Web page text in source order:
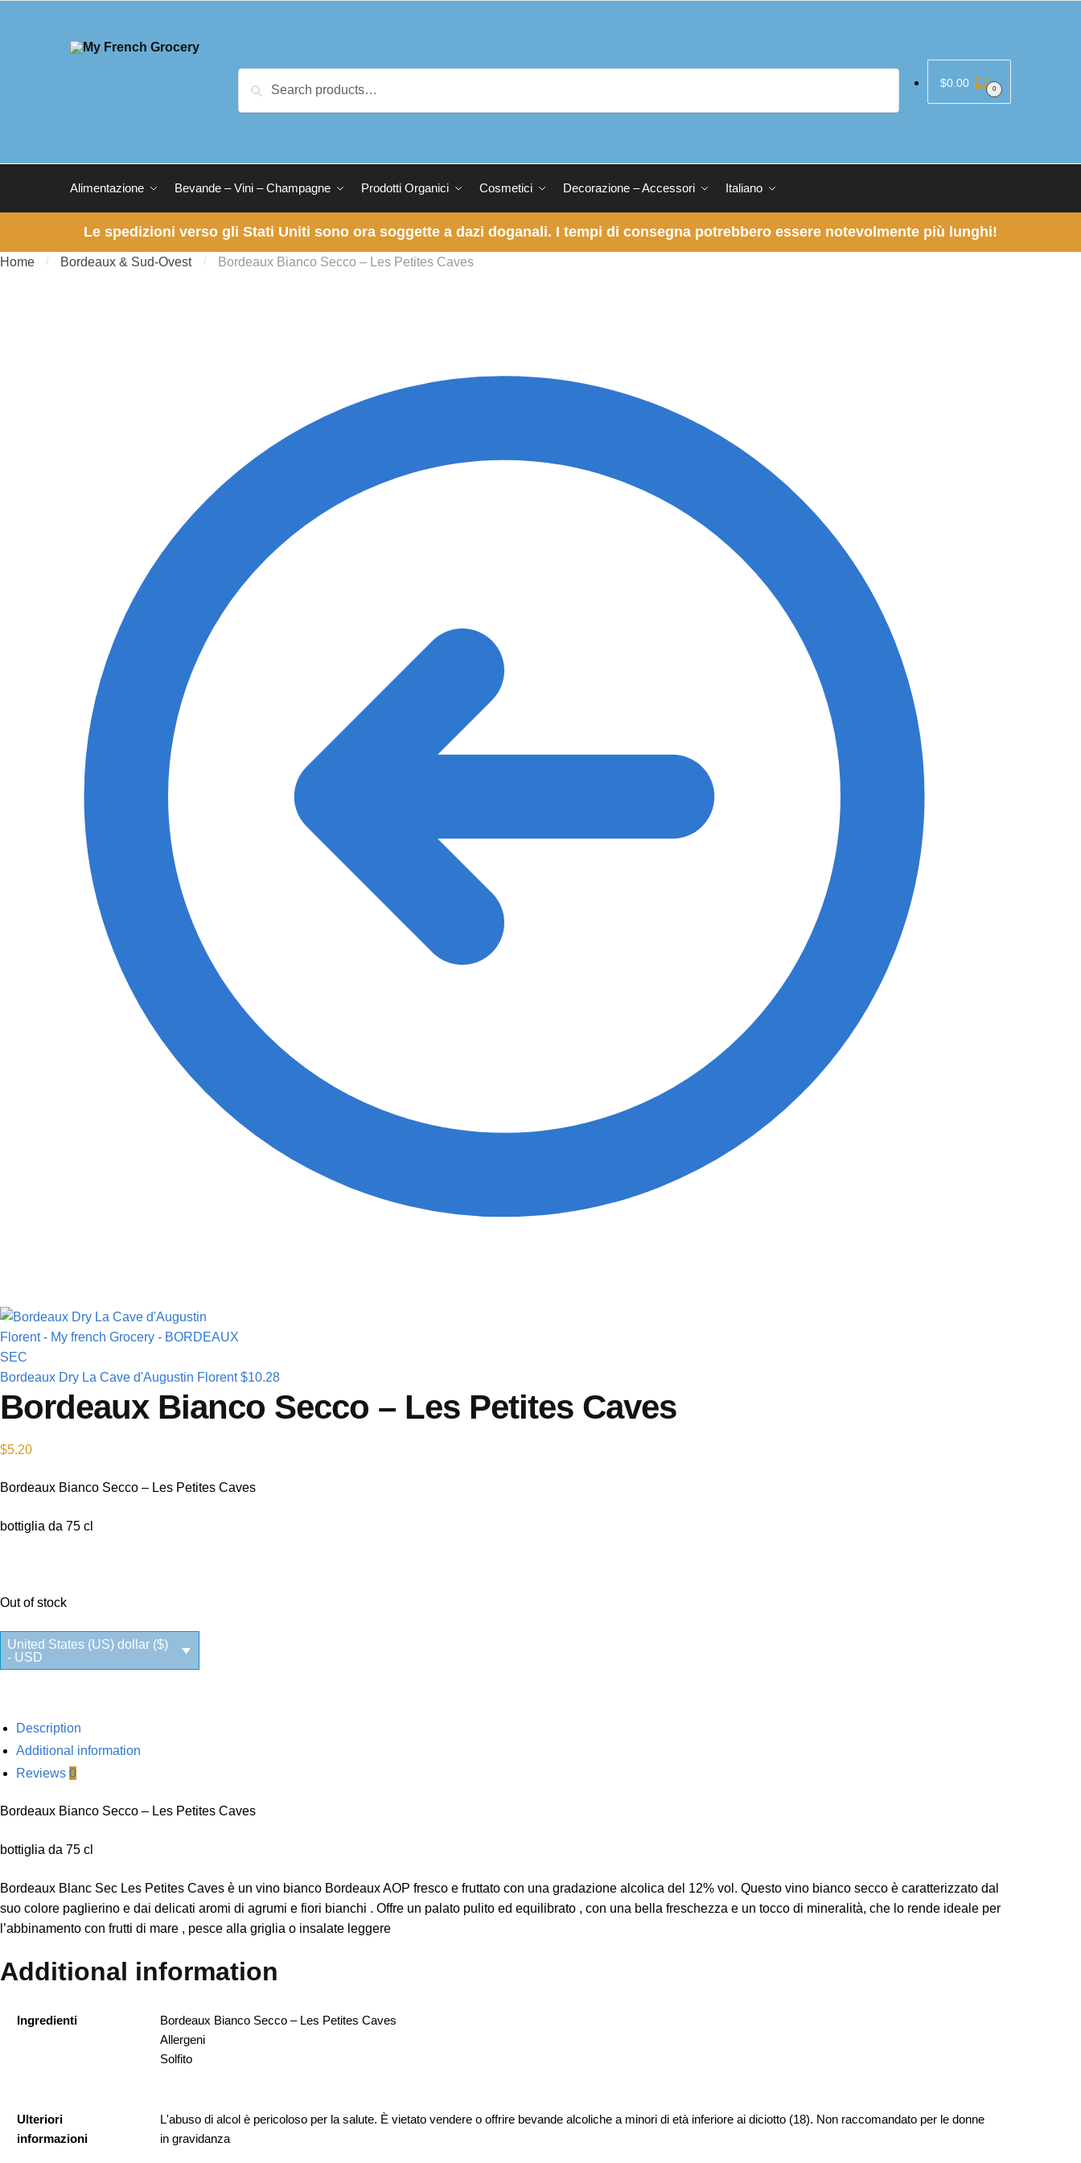
Search $0.00 0
Alimentazione Bevande – Vini – Champagne Prodotti Organici Cosmetici Decorazione – Accessori Italiano
Le spedizioni verso gli Stati Uniti sono ora soggette a dazi doganali. I tempi di consegna potrebbero essere notevolmente più lunghi!
Home / Bordeaux & Sud-Ovest / Bordeaux Bianco Secco – Les Petites Caves
Bordeaux Dry La Cave d'Augustin Florent $10.28
Bordeaux Bianco Secco – Les Petites Caves
$5.20
Bordeaux Bianco Secco – Les Petites Caves
bottiglia da 75 cl
Out of stock
United States (US) dollar ($)
- USD
Description
Additional information
Reviews 0
Bordeaux Bianco Secco – Les Petites Caves
bottiglia da 75 cl
Bordeaux Blanc Sec Les Petites Caves è un vino bianco Bordeaux AOP fresco e fruttato con una gradazione alcolica del 12% vol. Questo vino bianco secco è caratterizzato dal
suo colore paglierino e dai delicati aromi di agrumi e fiori bianchi . Offre un palato pulito ed equilibrato , con una bella freschezza e un tocco di mineralità, che lo rende ideale per
l’abbinamento con frutti di mare , pesce alla griglia o insalate leggere
Additional information
Ingredienti
Bordeaux Bianco Secco – Les Petites Caves
Allergeni
Solfito
Ulteriori
informazioni
L'abuso di alcol è pericoloso per la salute. È vietato vendere o offrire bevande alcoliche a minori di età inferiore ai diciotto (18). Non raccomandato per le donne
in gravidanza